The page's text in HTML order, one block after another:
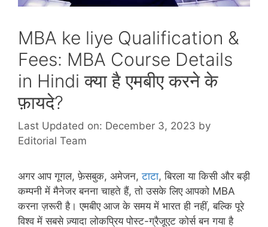
MBA ke liye Qualification &
Fees: MBA Course Details
in Hindi क्या है एमबीए करने के
फ़ायदे?
Last Updated on: December 3, 2023 by
Editorial Team
अगर आप गूगल, फ़ेसबुक, अमेजन,टाटा, बिरला या किसी और बड़ी
कम्पनी में मैनेजर बनना चाहते हैं, तो उसके लिए आपको MBA
करना ज़रूरी है। एमबीए आज के समय में भारत ही नहीं, बल्कि पूरे
विश्व में सबसे ज़्यादा लोकप्रिय पोस्ट-ग्रैजूएट कोर्स बन गया है